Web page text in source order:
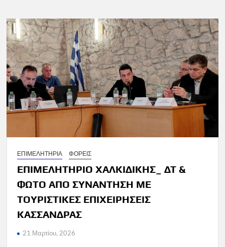
ΕΠΙΜΕΛΗΤΗΡΙΑ ΦΟΡΕΙΣ
ΕΠΙΜΕΛΗΤΗΡΙΟ ΧΑΛΚΙΔΙΚΗΣ_ ΔΤ &
ΦΩΤΟ ΑΠΟ ΣΥΝΑΝΤΗΣΗ ΜΕ
ΤΟΥΡΙΣΤΙΚΕΣ ΕΠΙΧΕΙΡΗΣΕΙΣ
ΚΑΣΣΑΝΔΡΑΣ
21 Μαρτίου, 2026